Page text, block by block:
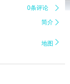
0条评论 
简介 
地图 